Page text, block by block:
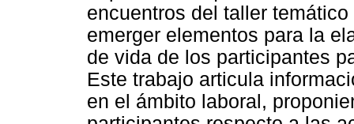
encuentros del taller
emerger elementos para la
de vida de los participantes
Este trabajo articula
en el ámbito laboral,